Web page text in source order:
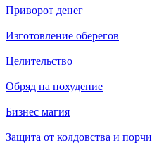
Приворот денег
Изготовление оберегов
Целительство
Обряд на похудение
Бизнес магия
Защита от колдовства и порчи